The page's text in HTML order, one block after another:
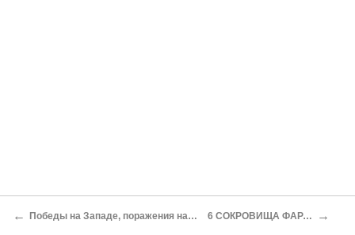
← Победы на Западе, поражения на Востоке 6 СОКРОВИЩА ФАРАОНА →